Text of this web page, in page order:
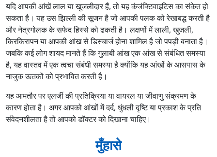
यदि आपकी आंखें लाल या खुजलीदार हैं, तो यह कंजंक्टिवाइटिस का संकेत हो
सकता है। यह उस झिल्ली की सूजन है जो आपकी पलक को रेखाबद्ध करती है
और नेत्रगोलक के सफेद हिस्से को ढकती है। लक्षणों में लाली, खुजली,
किरकिरापन या आपकी आंख से डिस्चार्ज होना शामिल है जो पपड़ी बनाता है।
जबकि कई लोग शायद मानते हैं कि गुलाबी आंख एक आंख से संबंधित समस्या
है, यह वास्तव में एक त्वचा संबंधी समस्या है क्योंकि यह आंखों के आसपास के
नाजुक ऊतकों को प्रभावित करती है।
यह आमतौर पर एलर्जी की प्रतिक्रिया या वायरल या जीवाणु संक्रमण के
कारण होता है। अगर आपको आंखों में दर्द, धुंधली दृष्टि या प्रकाश के प्रति
संवेदनशीलता है तो आपको डॉक्टर को दिखाना चाहिए।
मुँहासे